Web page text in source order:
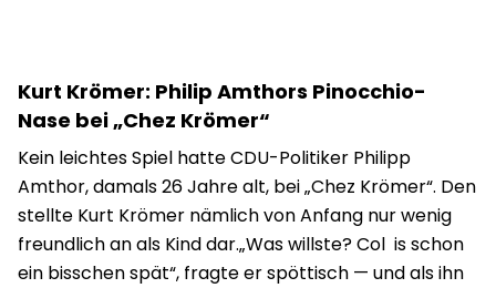
Kurt Krömer: Philip Amthors Pinocchio-
Nase bei „Chez Krömer“
Kein leichtes Spiel hatte CDU-Politiker Philipp
Amthor, damals 26 Jahre alt, bei „Chez Krömer“. Den
stellte Kurt Krömer nämlich von Anfang nur wenig
freundlich an als Kind dar.„Was willste? Col is schon
ein bisschen spät“, fragte er spöttisch — und als ihn